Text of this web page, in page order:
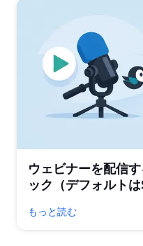
ウェビナーを配信
ック（デフォルトは
もっと読む